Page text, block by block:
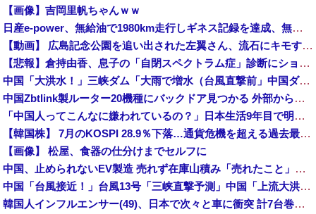
【画像】吉岡里帆ちゃんｗｗ
日産e-power、無給油で1980km走行しギネス記録を達成、無駄な発電や送電ロスなくEVよりエコを証明
【動画】 広島記念公園を追い出された左翼さん、流石にキモすぎて炎上
【悲報】倉持由香、息子の「自閉スペクトラム症」診断にショックで涙… 見逃していた乳幼児期のサインとは？
中国「大洪水！」三峡ダム「大雨で増水（台風直撃前」中国ダム「緊急放流！」中国鉄道「列車が走行中に流される」中国避難所「支援物資は有料です」謎の勢力「え」→
中国Zbtlink製ルーター20機種にバックドア見つかる 外部から完全制御のおそれ
「中国人ってこんなに嫌われているの？」日本生活9年目で明かす本心！
【韓国株】 7月のKOSPI 28.9％下落…通貨危機を超える過去最大の下げ幅
【画像】 松屋、食器の仕分けまでセルフに
中国、止められないEV製造 売れず在庫山積み「売れたこと」にして補助金を騙し取る事案を思いつきが横行
中国「台風接近！」台風13号「三峡直撃予測」中国「上流大洪水！（三峡上流」中国都市「8/5の映像（動画」三峡ダム「緊急放流（決壊危機」中国「下流大水害（震え声」→
韓国人インフルエンサー(49)、日本で次々と車に衝突 計7台巻き込み 八王子